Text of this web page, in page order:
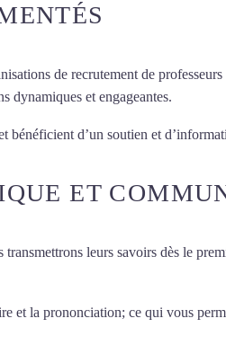
de recrutement de
dynamiques et engageantes.
bénéficient d’un soutien et
ET
leurs savoirs dès le
et la prononciation; ce qui vous